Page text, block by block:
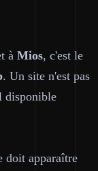
à Mios, c'est le
. Un site n'est pas
disponible
doit apparaître